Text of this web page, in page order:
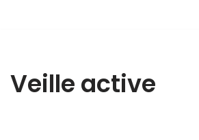
Veille active